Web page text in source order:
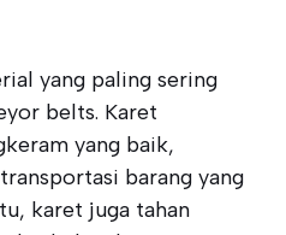
yang paling sering
belts. Karet
yang baik,
barang yang
karet juga tahan